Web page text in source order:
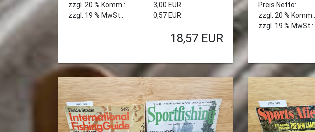
zzgl. 20 % Komm.:
3,00 EUR
zzgl. 19 % MwSt.:
0,57 EUR
18,57 EUR
Preis Netto:
zzgl. 20 % Komm.:
zzgl. 19 % MwSt.: